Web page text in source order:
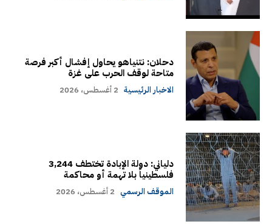
دحلان: نتنياهو يحاول إفشال أكبر فرصة
متاحة لوقف الحرب على غزة
الاخبار الرئيسية 2 أغسطس، 2026
دلياني: دولة الإبادة تختطف 3,244
فلسطينياً بلا تهمة أو محاكمة
الموقف الرسمي 2 أغسطس، 2026